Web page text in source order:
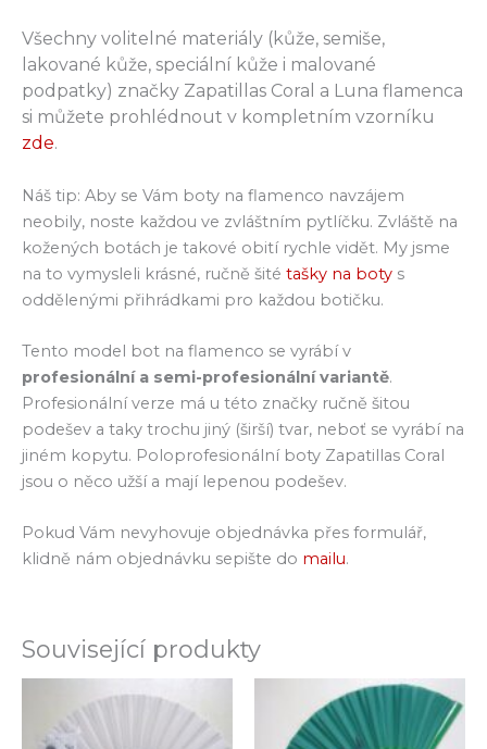
Všechny volitelné materiály (kůže, semiše,
lakované kůže, speciální kůže i malované
podpatky) značky Zapatillas Coral a Luna flamenca
si můžete prohlédnout v kompletním vzorníku
zde.
Náš tip: Aby se Vám boty na flamenco navzájem
neobily, noste každou ve zvláštním pytlíčku. Zvláště na
kožených botách je takové obití rychle vidět. My jsme
na to vymysleli krásné, ručně šité tašky na boty s
oddělenými přihrádkami pro každou botičku.
Tento model bot na flamenco se vyrábí v
profesionální a semi-profesionální variantě.
Profesionální verze má u této značky ručně šitou
podešev a taky trochu jiný (širší) tvar, neboť se vyrábí na
jiném kopytu. Poloprofesionální boty Zapatillas Coral
jsou o něco užší a mají lepenou podešev.
Pokud Vám nevyhovuje objednávka přes formulář,
klidně nám objednávku sepište do mailu.
Související produkty